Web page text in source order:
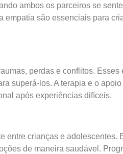
ambos os parceiros se
empatia são essenciais para
perdas e conflitos. Esses
superá-los. A terapia e o
após experiências difíceis.
entre crianças e adolescentes.
de maneira saudável.